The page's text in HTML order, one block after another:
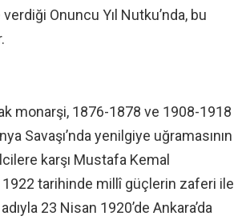
Onuncu Yıl Nutku’nda, bu
monarşi, 1876-1878 ve 1908-1918
Savaşı’nda yenilgiye uğramasının
karşı Mustafa Kemal
tarihinde millî güçlerin zaferi ile
23 Nisan 1920’de Ankara’da